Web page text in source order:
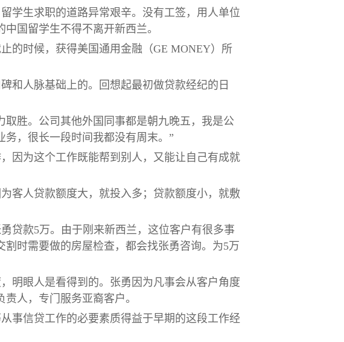
学生求职的道路异常艰辛。没有工签，用人单位
国留学生不得不离开新西兰。
的时候，获得美国通用金融（GE MONEY）所
和人脉基础上的。回想起最初做贷款经纪的日
胜。公司其他外国同事都是朝九晚五，我是公
，很长一段时间我都没有周末。”
因为这个工作既能帮到别人，又能让自己有成就
客人贷款额度大，就投入多；贷款额度小，就敷
贷款5万。由于刚来新西兰，这位客户有很多事
时需要做的房屋检查，都会找张勇咨询。为5万
明眼人是看得到的。张勇因为凡事会从客户角度
人，专门服务亚裔客户。
事信贷工作的必要素质得益于早期的这段工作经